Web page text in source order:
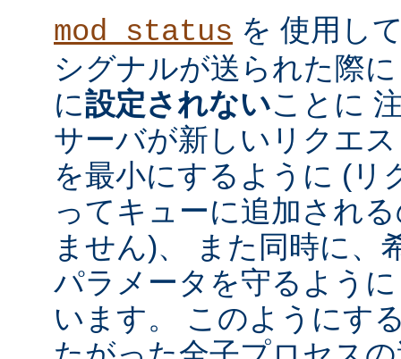
mod_status を 使用し
シグナルが送られた際
に設定されないことに
サーバが新しいリクエ
を最小にするように (リ
ってキューに追加され
ません)、 また同時に、
パラメータを守るよう
います。 このようにす